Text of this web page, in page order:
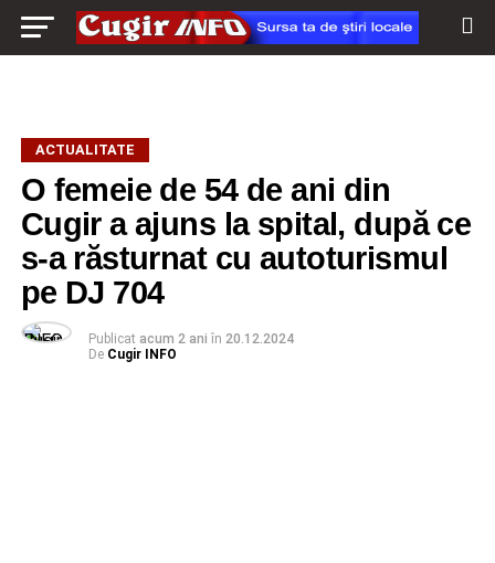
ACTUALITATE
O femeie de 54 de ani din
Cugir a ajuns la spital, după ce
s-a răsturnat cu autoturismul
pe DJ 704
Publicat acum 2 ani în 20.12.2024
De Cugir INFO